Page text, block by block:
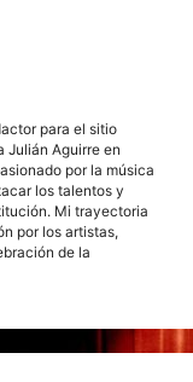
para el sitio
Julián Aguirre en
por la música
los talentos y
Mi trayectoria
por los artistas,
de la